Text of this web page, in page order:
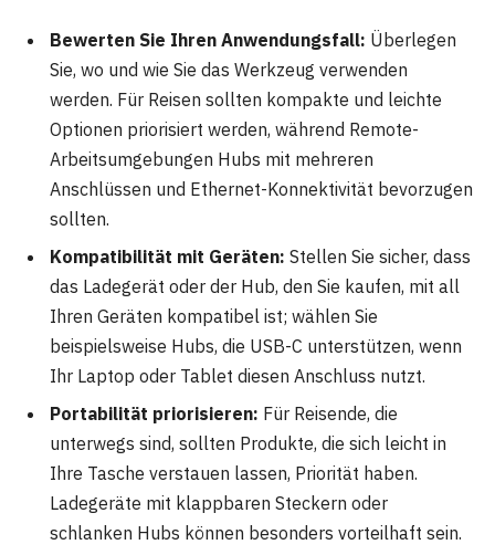
Bewerten Sie Ihren Anwendungsfall: Überlegen
Sie, wo und wie Sie das Werkzeug verwenden
werden. Für Reisen sollten kompakte und leichte
Optionen priorisiert werden, während Remote-
Arbeitsumgebungen Hubs mit mehreren
Anschlüssen und Ethernet-Konnektivität bevorzugen
sollten.
Kompatibilität mit Geräten: Stellen Sie sicher, dass
das Ladegerät oder der Hub, den Sie kaufen, mit all
Ihren Geräten kompatibel ist; wählen Sie
beispielsweise Hubs, die USB-C unterstützen, wenn
Ihr Laptop oder Tablet diesen Anschluss nutzt.
Portabilität priorisieren: Für Reisende, die
unterwegs sind, sollten Produkte, die sich leicht in
Ihre Tasche verstauen lassen, Priorität haben.
Ladegeräte mit klappbaren Steckern oder
schlanken Hubs können besonders vorteilhaft sein.